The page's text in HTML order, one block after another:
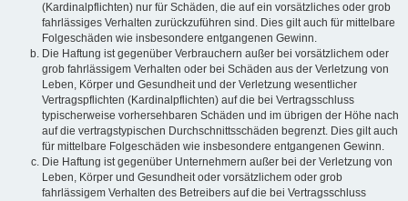
(Kardinalpflichten) nur für Schäden, die auf ein vorsätzliches oder grob
fahrlässiges Verhalten zurückzuführen sind. Dies gilt auch für mittelbare
Folgeschäden wie insbesondere entgangenen Gewinn.
Die Haftung ist gegenüber Verbrauchern außer bei vorsätzlichem oder
grob fahrlässigem Verhalten oder bei Schäden aus der Verletzung von
Leben, Körper und Gesundheit und der Verletzung wesentlicher
Vertragspflichten (Kardinalpflichten) auf die bei Vertragsschluss
typischerweise vorhersehbaren Schäden und im übrigen der Höhe nach
auf die vertragstypischen Durchschnittsschäden begrenzt. Dies gilt auch
für mittelbare Folgeschäden wie insbesondere entgangenen Gewinn.
Die Haftung ist gegenüber Unternehmern außer bei der Verletzung von
Leben, Körper und Gesundheit oder vorsätzlichem oder grob
fahrlässigem Verhalten des Betreibers auf die bei Vertragsschluss